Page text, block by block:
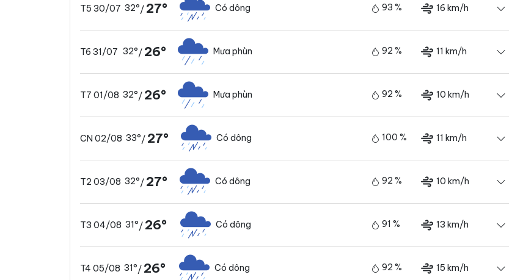
T5 30/07 32°/ 27° Có dông 93 % 16 km/h
T6 31/07 32°/ 26° Mưa phùn 92 % 11 km/h
T7 01/08 32°/ 26° Mưa phùn 92 % 10 km/h
CN 02/08 33°/ 27° Có dông 100 % 11 km/h
T2 03/08 32°/ 27° Có dông 92 % 10 km/h
T3 04/08 31°/ 26° Có dông 91 % 13 km/h
T4 05/08 31°/ 26° Có dông 92 % 15 km/h